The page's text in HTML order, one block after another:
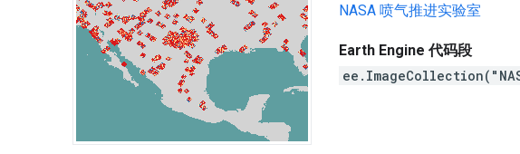
NASA 喷气推进实验室
Earth Engine 代码段